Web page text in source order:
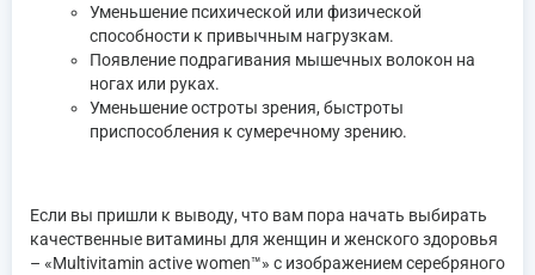
Уменьшение психической или физической
способности к привычным нагрузкам.
Появление подрагивания мышечных волокон на
ногах или руках.
Уменьшение остроты зрения, быстроты
приспособления к сумеречному зрению.
Если вы пришли к выводу, что вам пора начать выбирать
качественные витамины для женщин и женского здоровья
– «Multivitamin active women™» с изображением серебряного